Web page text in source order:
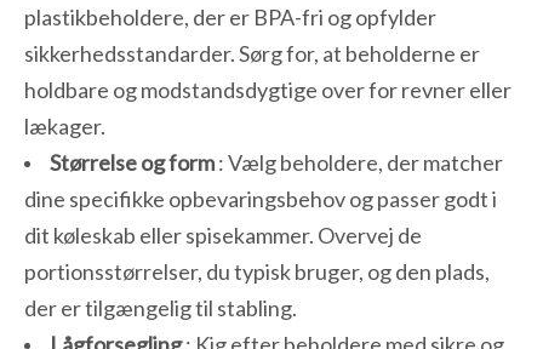
plastikbeholdere, der er BPA-fri og opfylder
sikkerhedsstandarder. Sørg for, at beholderne er
holdbare og modstandsdygtige over for revner eller
lækager.
Størrelse og form: Vælg beholdere, der matcher
dine specifikke opbevaringsbehov og passer godt i
dit køleskab eller spisekammer. Overvej de
portionsstørrelser, du typisk bruger, og den plads,
der er tilgængelig til stabling.